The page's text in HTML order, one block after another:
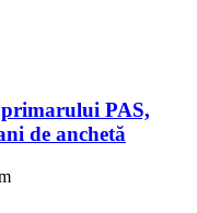
PAS,
de anchetă